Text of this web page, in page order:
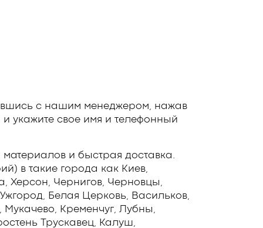
с нашим менеджером, нажав
укажите свое имя и телефонный
и быстрая доставка.
в такие города как Киев,
Херсон, Чернигов, Черновцы,
Белая Церковь, Васильков,
Кременчуг, Лубны,
Трускавец, Калуш,